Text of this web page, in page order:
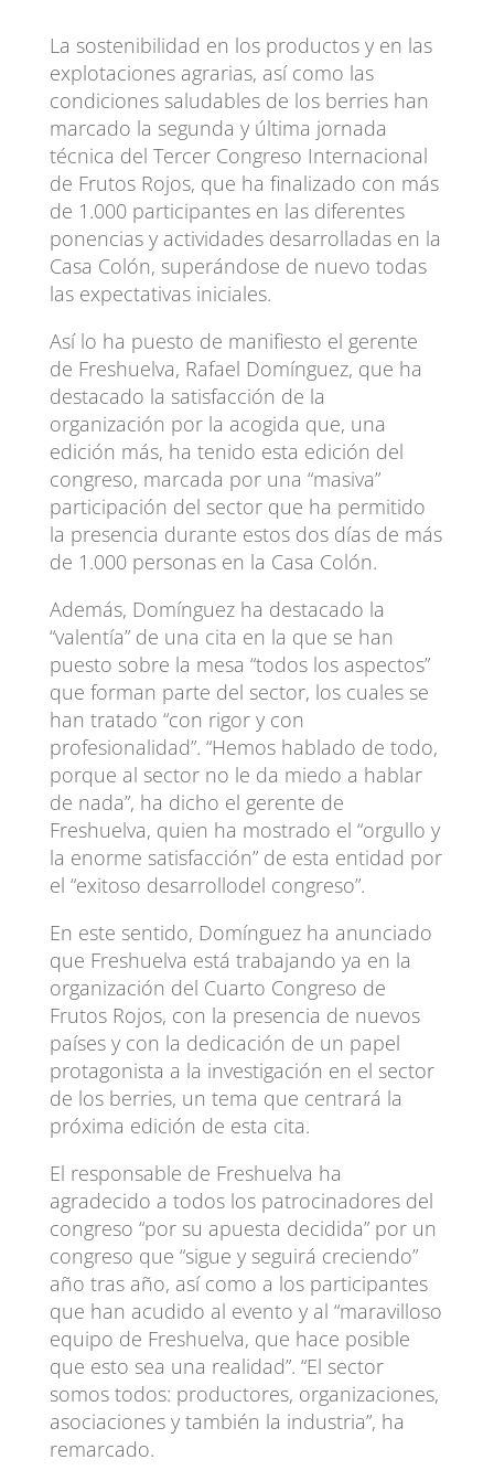
La sostenibilidad en los productos y en las
explotaciones agrarias, así como las
condiciones saludables de los berries han
marcado la segunda y última jornada
técnica del Tercer Congreso Internacional
de Frutos Rojos, que ha finalizado con más
de 1.000 participantes en las diferentes
ponencias y actividades desarrolladas en la
Casa Colón, superándose de nuevo todas
las expectativas iniciales.
Así lo ha puesto de manifiesto el gerente
de Freshuelva, Rafael Domínguez, que ha
destacado la satisfacción de la
organización por la acogida que, una
edición más, ha tenido esta edición del
congreso, marcada por una “masiva”
participación del sector que ha permitido
la presencia durante estos dos días de más
de 1.000 personas en la Casa Colón.
Además, Domínguez ha destacado la
“valentía” de una cita en la que se han
puesto sobre la mesa “todos los aspectos”
que forman parte del sector, los cuales se
han tratado “con rigor y con
profesionalidad”. “Hemos hablado de todo,
porque al sector no le da miedo a hablar
de nada”, ha dicho el gerente de
Freshuelva, quien ha mostrado el “orgullo y
la enorme satisfacción” de esta entidad por
el “exitoso desarrollodel congreso”.
En este sentido, Domínguez ha anunciado
que Freshuelva está trabajando ya en la
organización del Cuarto Congreso de
Frutos Rojos, con la presencia de nuevos
países y con la dedicación de un papel
protagonista a la investigación en el sector
de los berries, un tema que centrará la
próxima edición de esta cita.
El responsable de Freshuelva ha
agradecido a todos los patrocinadores del
congreso “por su apuesta decidida” por un
congreso que “sigue y seguirá creciendo”
año tras año, así como a los participantes
que han acudido al evento y al “maravilloso
equipo de Freshuelva, que hace posible
que esto sea una realidad”. “El sector
somos todos: productores, organizaciones,
asociaciones y también la industria”, ha
remarcado.